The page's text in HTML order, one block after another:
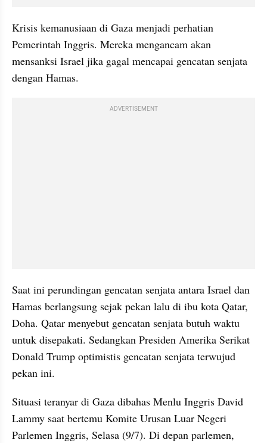
Krisis kemanusiaan di Gaza menjadi perhatian
Pemerintah Inggris. Mereka mengancam akan
mensanksi Israel jika gagal mencapai gencatan senjata
dengan Hamas.
ADVERTISEMENT
Saat ini perundingan gencatan senjata antara Israel dan
Hamas berlangsung sejak pekan lalu di ibu kota Qatar,
Doha. Qatar menyebut gencatan senjata butuh waktu
untuk disepakati. Sedangkan Presiden Amerika Serikat
Donald Trump optimistis gencatan senjata terwujud
pekan ini.
Situasi teranyar di Gaza dibahas Menlu Inggris David
Lammy saat bertemu Komite Urusan Luar Negeri
Parlemen Inggris, Selasa (9/7). Di depan parlemen,